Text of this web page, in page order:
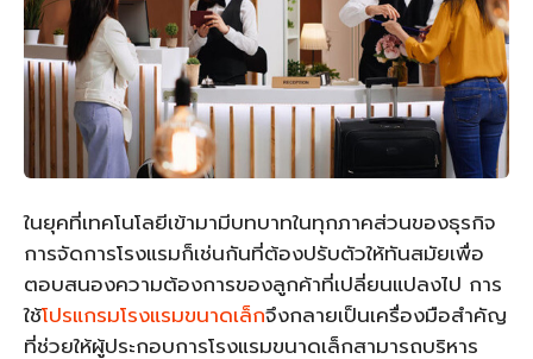
ในยุคที่เทคโนโลยีเข้ามามีบทบาทในทุกภาคส่วนของธุรกิจ
การจัดการโรงแรมก็เช่นกันที่ต้องปรับตัวให้ทันสมัยเพื่อ
ตอบสนองความต้องการของลูกค้าที่เปลี่ยนแปลงไป การ
ใช้โปรแกรมโรงแรมขนาดเล็กจึงกลายเป็นเครื่องมือสำคัญ
ที่ช่วยให้ผู้ประกอบการโรงแรมขนาดเล็กสามารถบริหาร